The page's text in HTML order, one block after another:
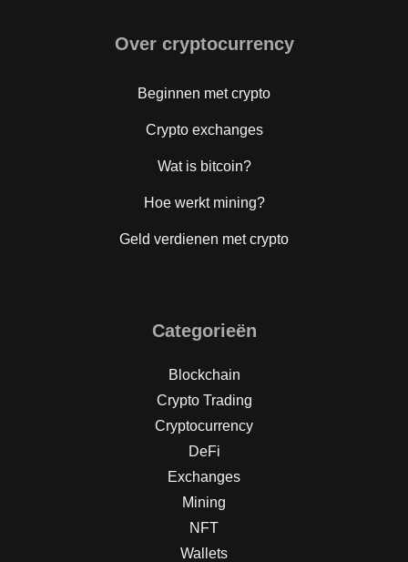
Over cryptocurrency
Beginnen met crypto
Crypto exchanges
Wat is bitcoin?
Hoe werkt mining?
Geld verdienen met crypto
Categorieën
Blockchain
Crypto Trading
Cryptocurrency
DeFi
Exchanges
Mining
NFT
Wallets